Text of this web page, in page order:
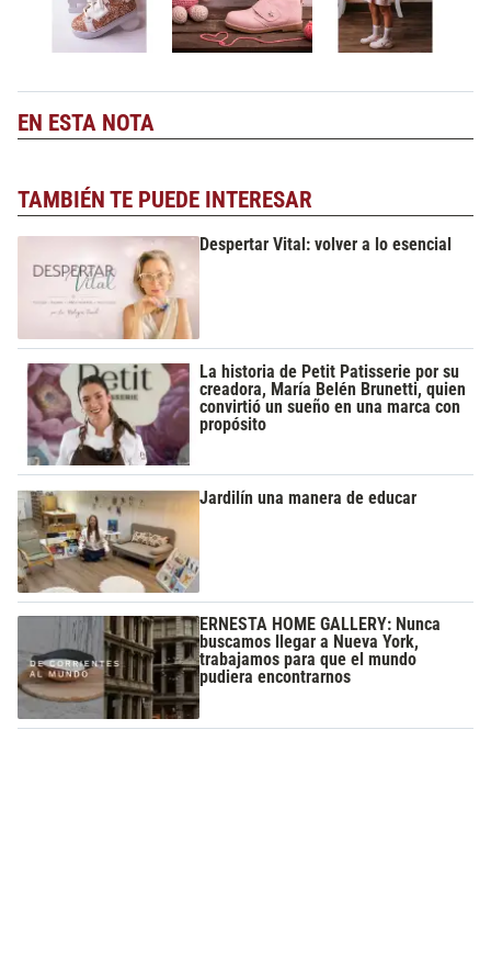
EN ESTA NOTA
TAMBIÉN TE PUEDE INTERESAR
Despertar Vital: volver a lo esencial
La historia de Petit Patisserie por su
creadora, María Belén Brunetti, quien
convirtió un sueño en una marca con
propósito
Jardilín una manera de educar
ERNESTA HOME GALLERY: Nunca
buscamos llegar a Nueva York,
trabajamos para que el mundo
pudiera encontrarnos